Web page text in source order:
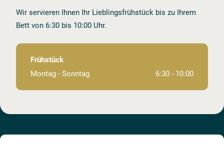
Wir servieren Ihnen Ihr Lieblingsfrühstück bis zu Ihrem
Bett von 6:30 bis 10:00 Uhr.​​​​​​​
Frühstück
Montag ⁠⁠⁠⁠⁠⁠⁠⁠⁠⁠⁠⁠⁠⁠⁠⁠⁠⁠⁠⁠⁠⁠⁠⁠⁠⁠⁠⁠⁠⁠⁠-⁠⁠⁠⁠⁠⁠⁠⁠⁠⁠⁠⁠⁠⁠⁠⁠⁠⁠⁠⁠⁠⁠⁠⁠⁠⁠⁠⁠⁠⁠⁠ Sonntag
6:30 ⁠⁠⁠⁠⁠⁠⁠⁠⁠⁠⁠⁠⁠⁠⁠⁠⁠⁠⁠⁠⁠⁠⁠⁠⁠⁠⁠⁠⁠⁠⁠-⁠⁠⁠⁠⁠⁠⁠⁠⁠⁠⁠⁠⁠⁠⁠⁠⁠⁠⁠⁠⁠⁠⁠⁠⁠⁠⁠⁠⁠⁠⁠ 10:00